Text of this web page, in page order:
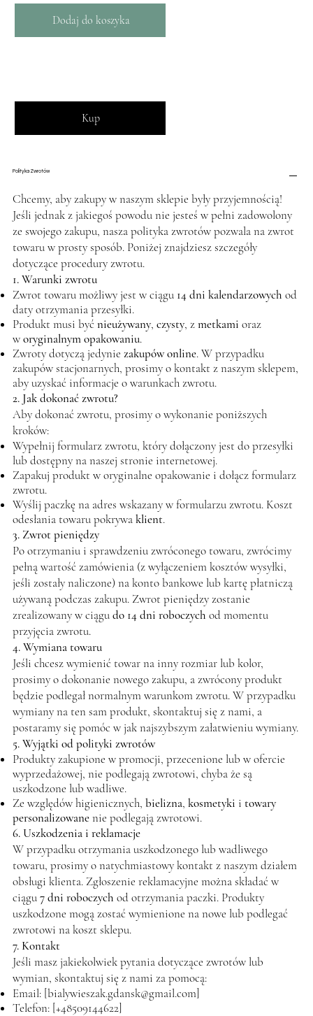
Dodaj do koszyka
Kup
Polityka Zwrotów
Chcemy, aby zakupy w naszym sklepie były przyjemnością!
Jeśli jednak z jakiegoś powodu nie jesteś w pełni zadowolony
ze swojego zakupu, nasza polityka zwrotów pozwala na zwrot
towaru w prosty sposób. Poniżej znajdziesz szczegóły
dotyczące procedury zwrotu.
1. Warunki zwrotu
Zwrot towaru możliwy jest w ciągu 14 dni kalendarzowych od
daty otrzymania przesyłki.
Produkt musi być nieużywany, czysty, zmetkami oraz
woryginalnym opakowaniu.
Zwroty dotyczą jedynie zakupów online. W przypadku
zakupów stacjonarnych, prosimy o kontakt z naszym sklepem,
aby uzyskać informacje o warunkach zwrotu.
2. Jak dokonać zwrotu?
Aby dokonać zwrotu, prosimy o wykonanie poniższych
kroków:
Wypełnij formularz zwrotu, który dołączony jest do przesyłki
lub dostępny na naszej stronie internetowej.
Zapakuj produkt w oryginalne opakowanie i dołącz formularz
zwrotu.
Wyślij paczkę na adres wskazany w formularzu zwrotu. Koszt
odesłania towaru pokrywaklient.
3. Zwrot pieniędzy
Po otrzymaniu i sprawdzeniu zwróconego towaru, zwrócimy
pełną wartość zamówienia (z wyłączeniem kosztów wysyłki,
jeśli zostały naliczone) na konto bankowe lub kartę płatniczą
używaną podczas zakupu. Zwrot pieniędzy zostanie
zrealizowany w ciągudo 14 dni roboczych od momentu
przyjęcia zwrotu.
4. Wymiana towaru
Jeśli chcesz wymienić towar na inny rozmiar lub kolor,
prosimy o dokonanie nowego zakupu, a zwrócony produkt
będzie podlegał normalnym warunkom zwrotu. W przypadku
wymiany na ten sam produkt, skontaktuj się z nami, a
postaramy się pomóc w jak najszybszym załatwieniu wymiany.
5. Wyjątki od polityki zwrotów
Produkty zakupione w promocji, przecenione lub w ofercie
wyprzedażowej, nie podlegają zwrotowi, chyba że są
uszkodzone lub wadliwe.
Ze względów higienicznych, bielizna, kosmetyki i towary
personalizowanenie podlegają zwrotowi.
6. Uszkodzenia i reklamacje
W przypadku otrzymania uszkodzonego lub wadliwego
towaru, prosimy o natychmiastowy kontakt z naszym działem
obsługi klienta. Zgłoszenie reklamacyjne można składać w
ciągu7 dni roboczych od otrzymania paczki. Produkty
uszkodzone mogą zostać wymienione na nowe lub podlegać
zwrotowi na koszt sklepu.
7. Kontakt
Jeśli masz jakiekolwiek pytania dotyczące zwrotów lub
wymian, skontaktuj się z nami za pomocą:
Email: [bialywieszak.gdansk@gmail.com]
Telefon: [+48509144622]